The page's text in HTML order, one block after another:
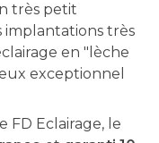
très petit
implantations très
en "lèche
exceptionnel
FD Eclairage, le